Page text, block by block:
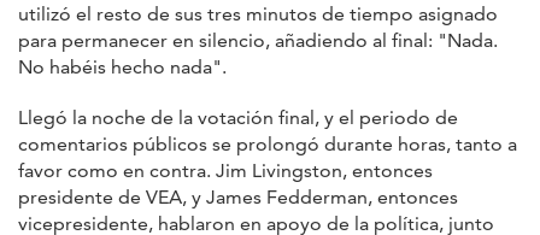
utilizó el resto de sus tres minutos de tiempo asignado
para permanecer en silencio, añadiendo al final: "Nada.
No habéis hecho nada".
Llegó la noche de la votación final, y el periodo de
comentarios públicos se prolongó durante horas, tanto a
favor como en contra. Jim Livingston, entonces
presidente de VEA, y James Fedderman, entonces
vicepresidente, hablaron en apoyo de la política, junto